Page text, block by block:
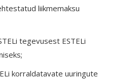
liikmemaksu
tegevusest ESTELi
korraldatavate uuringute